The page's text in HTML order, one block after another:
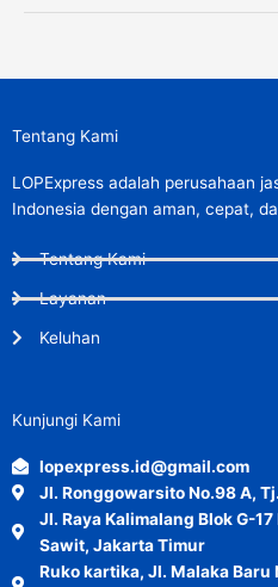
Tentang Kami
LOPExpress adalah perusahaan
Indonesia dengan aman, cepat,
Tentang Kami
Layanan
Keluhan
Kunjungi Kami
lopexpress.id@gmail.com
Jl. Ronggowarsito No.98 A,
Jl. Raya Kalimalang Blok G-
Sawit, Jakarta Timur
Ruko kartika, Jl. Malaka Baru